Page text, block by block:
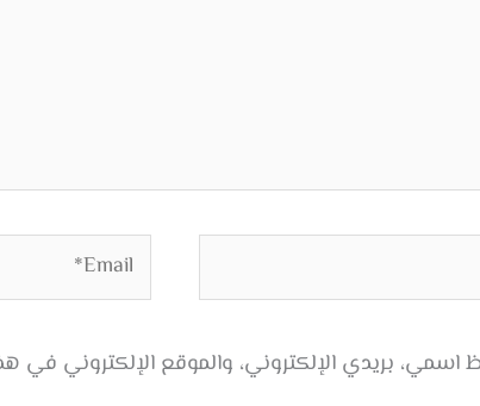
Email*
اسمي، بريدي الإلكتروني، والموقع الإلكتروني في